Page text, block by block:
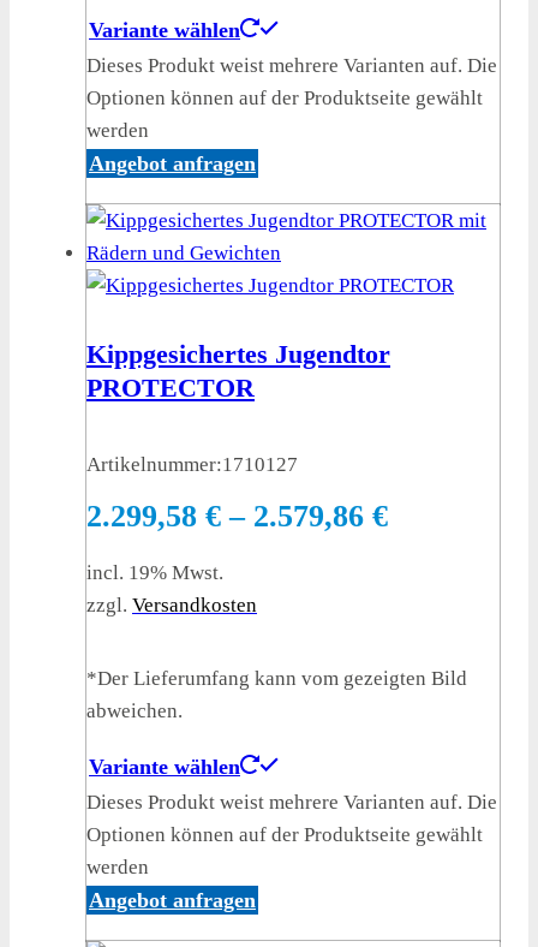
Variante wählen
Dieses Produkt weist mehrere Varianten auf. Die
Optionen können auf der Produktseite gewählt
werden
Angebot anfragen
Kippgesichertes Jugendtor
PROTECTOR
Artikelnummer:1710127
2.299,58 € – 2.579,86 €
incl. 19% Mwst.
zzgl. Versandkosten
*Der Lieferumfang kann vom gezeigten Bild
abweichen.
Variante wählen
Dieses Produkt weist mehrere Varianten auf. Die
Optionen können auf der Produktseite gewählt
werden
Angebot anfragen